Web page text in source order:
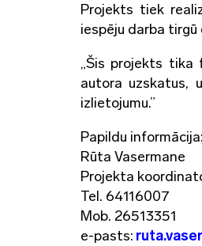
Projekts tiek
iespēju darba
„Šis projekts tika
autora uzskatus,
izlietojumu.”
Papildu informācija:
Rūta Vasermane
Projekta
Tel. 64116007
Mob. 26513351
e-pasts: